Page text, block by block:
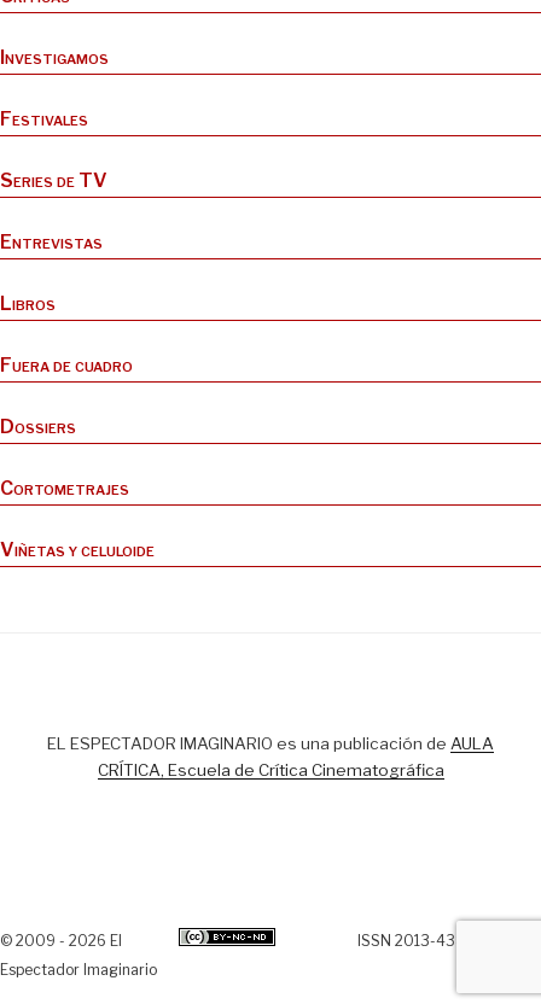
Investigamos
Festivales
Series de TV
Entrevistas
Libros
Fuera de cuadro
Dossiers
Cortometrajes
Viñetas y celuloide
EL ESPECTADOR IMAGINARIO es una publicación de AULA
CRÍTICA, Escuela de Crítica Cinematográfica
© 2009 - 2026 El
Espectador Imaginario
ISSN 2013-438X